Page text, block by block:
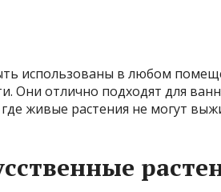
использованы в любом
Они отлично подходят для
живые растения не могут